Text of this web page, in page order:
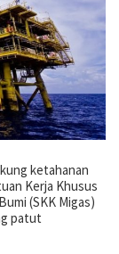
ketahanan
Kerja Khusus
(SKK Migas)
patut